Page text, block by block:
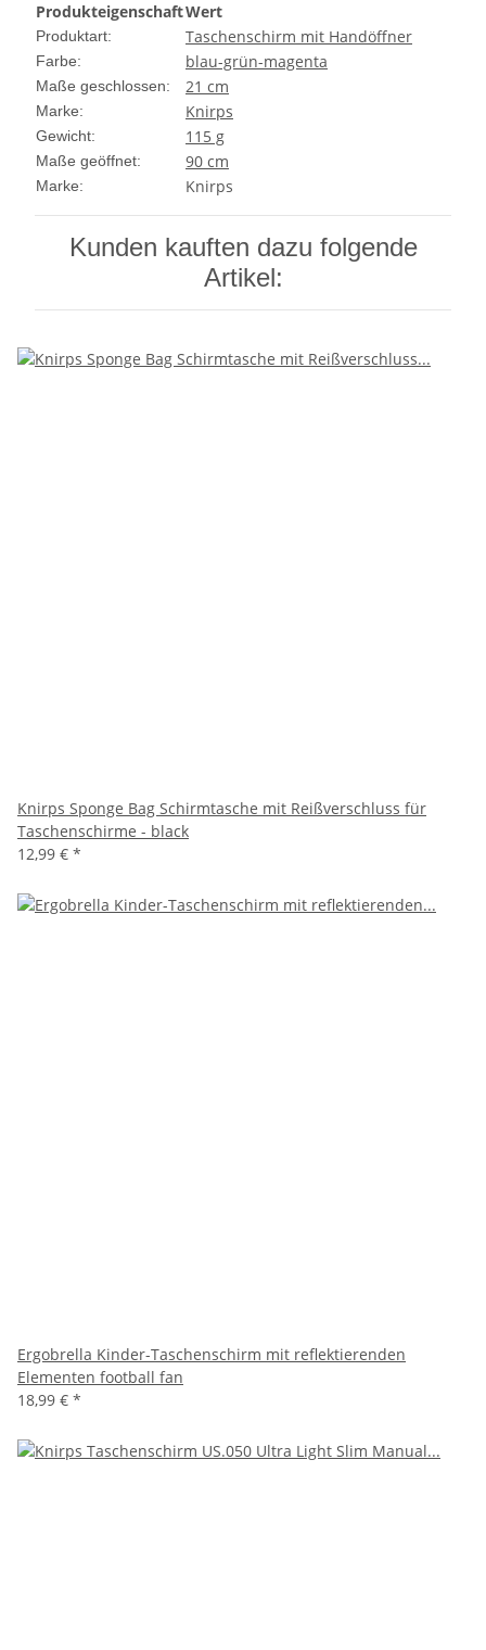
ProdukteigenschaftWert
Produktart: Taschenschirm mit Handöffner
Farbe: blau-grün-magenta
Maße geschlossen: 21 cm
Marke: Knirps
Gewicht: 115 g
Maße geöffnet: 90 cm
Marke: Knirps
Kunden kauften dazu folgende
Artikel:
Knirps Sponge Bag Schirmtasche mit Reißverschluss für
Taschenschirme - black
12,99 € *
Ergobrella Kinder-Taschenschirm mit reflektierenden
Elementen football fan
18,99 € *